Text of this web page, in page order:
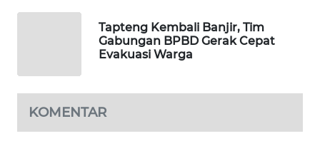
Tapteng Kembali Banjir, Tim
Gabungan BPBD Gerak Cepat
Evakuasi Warga
KOMENTAR
ALPERKLINAS
FORJASIDA